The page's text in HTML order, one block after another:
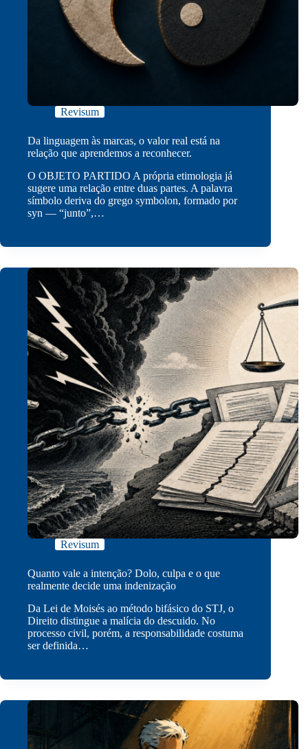
Revisum
Da linguagem às marcas, o valor real está na
relação que aprendemos a reconhecer.
O OBJETO PARTIDO A própria etimologia já
sugere uma relação entre duas partes. A palavra
símbolo deriva do grego symbolon, formado por
syn — “junto”,…
Revisum
Quanto vale a intenção? Dolo, culpa e o que
realmente decide uma indenização
Da Lei de Moisés ao método bifásico do STJ, o
Direito distingue a malícia do descuido. No
processo civil, porém, a responsabilidade costuma
ser definida…